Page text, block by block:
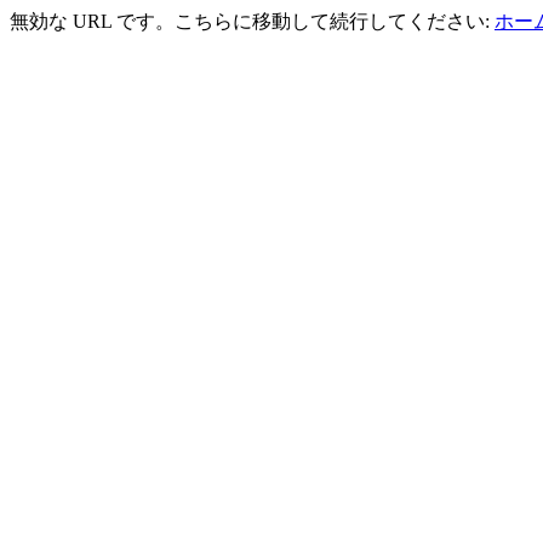
無効な URL です。こちらに移動して続行してください: ホー